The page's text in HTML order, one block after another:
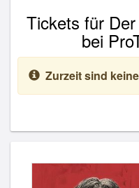
Tickets für
bei
Zurzeit sind